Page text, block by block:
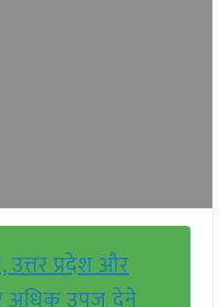
उत्तर प्रदेश और